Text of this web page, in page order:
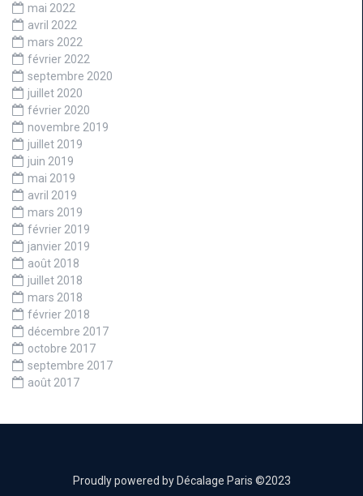
mai 2022
avril 2022
mars 2022
février 2022
septembre 2020
juillet 2020
février 2020
novembre 2019
juillet 2019
juin 2019
mai 2019
avril 2019
mars 2019
février 2019
janvier 2019
août 2018
juillet 2018
mars 2018
février 2018
décembre 2017
octobre 2017
septembre 2017
août 2017
Proudly powered by Décalage Paris ©2023